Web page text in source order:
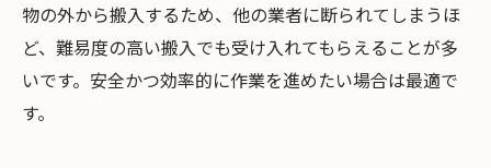
物の外から搬入するため、他の業者に断られてしまうほ
ど、難易度の高い搬入でも受け入れてもらえることが多
いです。安全かつ効率的に作業を進めたい場合は最適で
す。